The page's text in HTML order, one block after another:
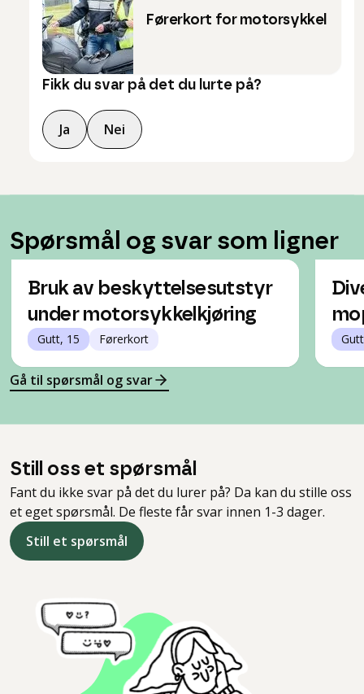
Førerkort for motorsykkel
Fikk du svar på det du lurte på?
Ja Nei
Spørsmål og svar som ligner
Bruk av beskyttelsesutstyr
under motorsykkelkjøring
Gutt, 15 Førerkort
Gå til spørsmål og svar
Still oss et spørsmål
Fant du ikke svar på det du lurer på? Da kan du stille oss
et eget spørsmål. De fleste får svar innen 1-3 dager.
Still et spørsmål